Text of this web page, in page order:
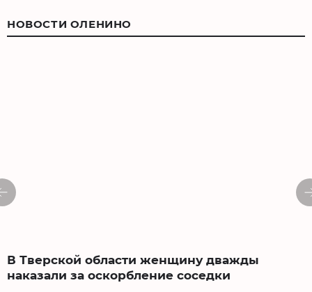
НОВОСТИ ОЛЕНИНО
В Тверской области женщину дважды
наказали за оскорбление соседки